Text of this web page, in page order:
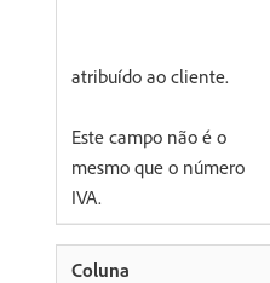
atribuído ao cliente.
Este campo não é o
mesmo que o número
IVA.